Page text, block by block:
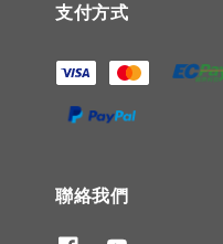
支付方式
聯絡我們